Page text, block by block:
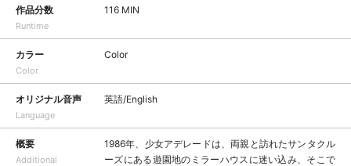
作品分数
Runtime
116 MIN
カラー
Color
Color
オリジナル音声
Language
英語/English
概要
Additional
1986年、少女アデレードは、両親と訪れたサンタクル
ーズにある遊園地のミラーハウスに迷い込み、そこで